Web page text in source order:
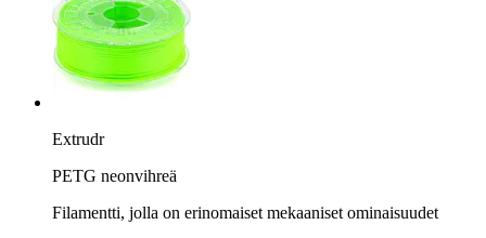
Extrudr
PETG neonvihreä
Filamentti, jolla on erinomaiset mekaaniset ominaisuudet